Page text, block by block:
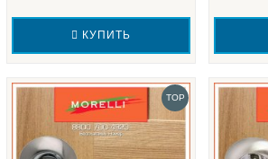
КУПИТЬ
TOP